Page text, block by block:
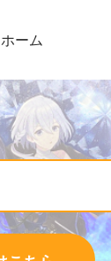
ホーム